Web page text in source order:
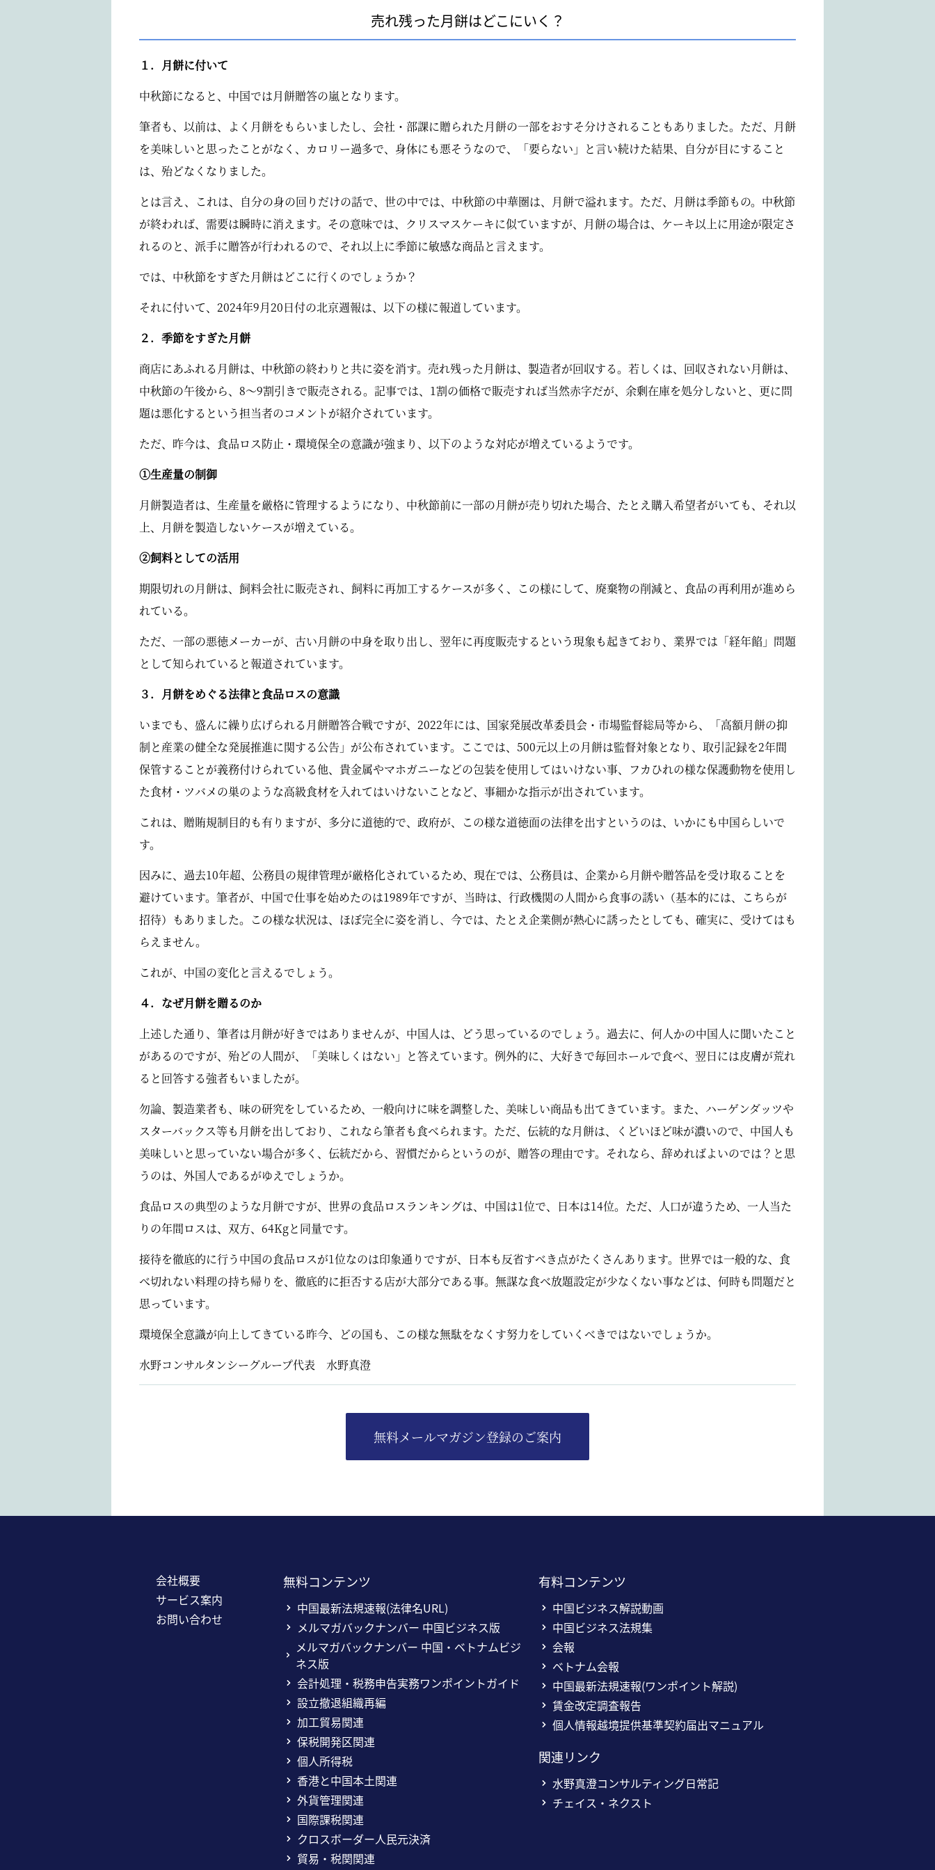
売れ残った月餅はどこにいく？
１．月餅に付いて
中秋節になると、中国では月餅贈答の嵐となります。
筆者も、以前は、よく月餅をもらいましたし、会社・部課に贈られた月餅の一部をおすそ分けされることもありました。ただ、月餅
を美味しいと思ったことがなく、カロリー過多で、身体にも悪そうなので、「要らない」と言い続けた結果、自分が目にすること
は、殆どなくなりました。
とは言え、これは、自分の身の回りだけの話で、世の中では、中秋節の中華圏は、月餅で溢れます。ただ、月餅は季節もの。中秋節
が終われば、需要は瞬時に消えます。その意味では、クリスマスケーキに似ていますが、月餅の場合は、ケーキ以上に用途が限定さ
れるのと、派手に贈答が行われるので、それ以上に季節に敏感な商品と言えます。
では、中秋節をすぎた月餅はどこに行くのでしょうか？
それに付いて、2024年9月20日付の北京週報は、以下の様に報道しています。
２．季節をすぎた月餅
商店にあふれる月餅は、中秋節の終わりと共に姿を消す。売れ残った月餅は、製造者が回収する。若しくは、回収されない月餅は、
中秋節の午後から、8～9割引きで販売される。記事では、1割の価格で販売すれば当然赤字だが、余剰在庫を処分しないと、更に問
題は悪化するという担当者のコメントが紹介されています。
ただ、昨今は、食品ロス防止・環境保全の意識が強まり、以下のような対応が増えているようです。
①生産量の制御
月餅製造者は、生産量を厳格に管理するようになり、中秋節前に一部の月餅が売り切れた場合、たとえ購入希望者がいても、それ以
上、月餅を製造しないケースが増えている。
②飼料としての活用
期限切れの月餅は、飼料会社に販売され、飼料に再加工するケースが多く、この様にして、廃棄物の削減と、食品の再利用が進めら
れている。
ただ、一部の悪徳メーカーが、古い月餅の中身を取り出し、翌年に再度販売するという現象も起きており、業界では「経年餡」問題
として知られていると報道されています。
３．月餅をめぐる法律と食品ロスの意識
いまでも、盛んに繰り広げられる月餅贈答合戦ですが、2022年には、国家発展改革委員会・市場監督総局等から、「高額月餅の抑
制と産業の健全な発展推進に関する公告」が公布されています。ここでは、500元以上の月餅は監督対象となり、取引記録を2年間
保管することが義務付けられている他、貴金属やマホガニーなどの包装を使用してはいけない事、フカひれの様な保護動物を使用し
た食材・ツバメの巣のような高級食材を入れてはいけないことなど、事細かな指示が出されています。
これは、贈賄規制目的も有りますが、多分に道徳的で、政府が、この様な道徳面の法律を出すというのは、いかにも中国らしいで
す。
因みに、過去10年超、公務員の規律管理が厳格化されているため、現在では、公務員は、企業から月餅や贈答品を受け取ることを
避けています。筆者が、中国で仕事を始めたのは1989年ですが、当時は、行政機関の人間から食事の誘い（基本的には、こちらが
招待）もありました。この様な状況は、ほぼ完全に姿を消し、今では、たとえ企業側が熱心に誘ったとしても、確実に、受けてはも
らえません。
これが、中国の変化と言えるでしょう。
４．なぜ月餅を贈るのか
上述した通り、筆者は月餅が好きではありませんが、中国人は、どう思っているのでしょう。過去に、何人かの中国人に聞いたこと
があるのですが、殆どの人間が、「美味しくはない」と答えています。例外的に、大好きで毎回ホールで食べ、翌日には皮膚が荒れ
ると回答する強者もいましたが。
勿論、製造業者も、味の研究をしているため、一般向けに味を調整した、美味しい商品も出てきています。また、ハーゲンダッツや
スターバックス等も月餅を出しており、これなら筆者も食べられます。ただ、伝統的な月餅は、くどいほど味が濃いので、中国人も
美味しいと思っていない場合が多く、伝統だから、習慣だからというのが、贈答の理由です。それなら、辞めればよいのでは？と思
うのは、外国人であるがゆえでしょうか。
食品ロスの典型のような月餅ですが、世界の食品ロスランキングは、中国は1位で、日本は14位。ただ、人口が違うため、一人当た
りの年間ロスは、双方、64Kgと同量です。
接待を徹底的に行う中国の食品ロスが1位なのは印象通りですが、日本も反省すべき点がたくさんあります。世界では一般的な、食
べ切れない料理の持ち帰りを、徹底的に拒否する店が大部分である事。無謀な食べ放題設定が少なくない事などは、何時も問題だと
思っています。
環境保全意識が向上してきている昨今、どの国も、この様な無駄をなくす努力をしていくべきではないでしょうか。
水野コンサルタンシーグループ代表 水野真澄
無料メールマガジン登録のご案内
会社概要
サービス案内
お問い合わせ
無料コンテンツ
中国最新法規速報(法律名URL)
メルマガバックナンバー 中国ビジネス版
メルマガバックナンバー 中国・ベトナムビジ
ネス版
会計処理・税務申告実務ワンポイントガイド
設立撤退組織再編
加工貿易関連
保税開発区関連
個人所得税
香港と中国本土関連
外貨管理関連
国際課税関連
クロスボーダー人民元決済
貿易・税関関連
有料コンテンツ
中国ビジネス解説動画
中国ビジネス法規集
会報
ベトナム会報
中国最新法規速報(ワンポイント解説)
賃金改定調査報告
個人情報越境提供基準契約届出マニュアル
関連リンク
水野真澄コンサルティング日常記
チェイス・ネクスト